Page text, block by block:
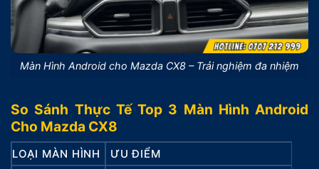
Màn Hình Android cho Mazda CX8 – Trải nghiệm đa nhiệm
So Sánh Thực Tế Top 3 Màn Hình Android
Cho Mazda CX8
LOẠI MÀN HÌNH ƯU ĐIỂM